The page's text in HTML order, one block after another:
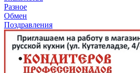
Разное
Обмен
Поздравления